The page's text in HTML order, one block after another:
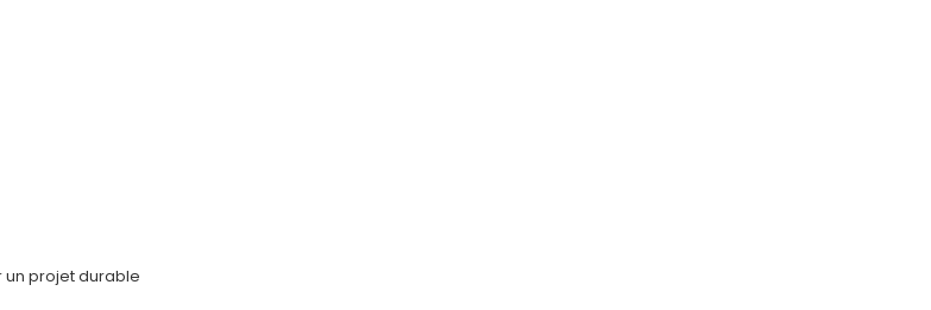
un projet durable